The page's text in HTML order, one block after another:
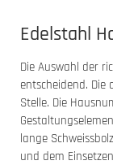
Edelstahl
Die Auswahl der
entscheidend.
Stelle. Die
lange
und dem